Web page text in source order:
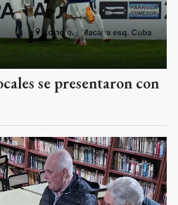
se presentaron con